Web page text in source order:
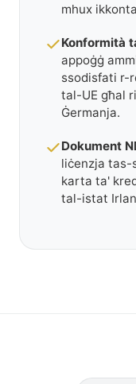
mhux
Konformità
appoġġ
ssodisfati r-
tal-UE għal
Ġermanja.
Dokument
liċenzja tas-
karta ta'
tal-istat